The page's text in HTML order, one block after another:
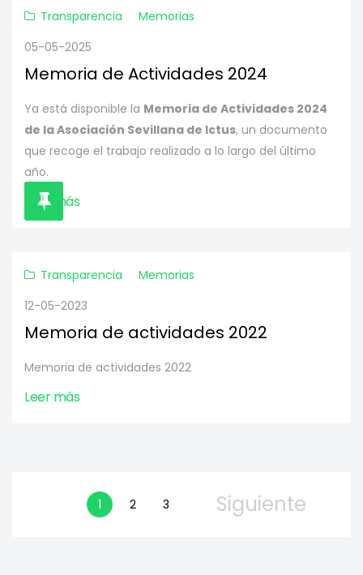
Transparencia
Memorias
05-05-2025
Memoria de Actividades 2024
Ya está disponible la Memoria de Actividades 2024
de la Asociación Sevillana de Ictus, un documento
que recoge el trabajo realizado a lo largo del último
año.
Leer más
Transparencia
Memorias
12-05-2023
Memoria de actividades 2022
Memoria de actividades 2022
Leer más
1 2 3 Siguiente